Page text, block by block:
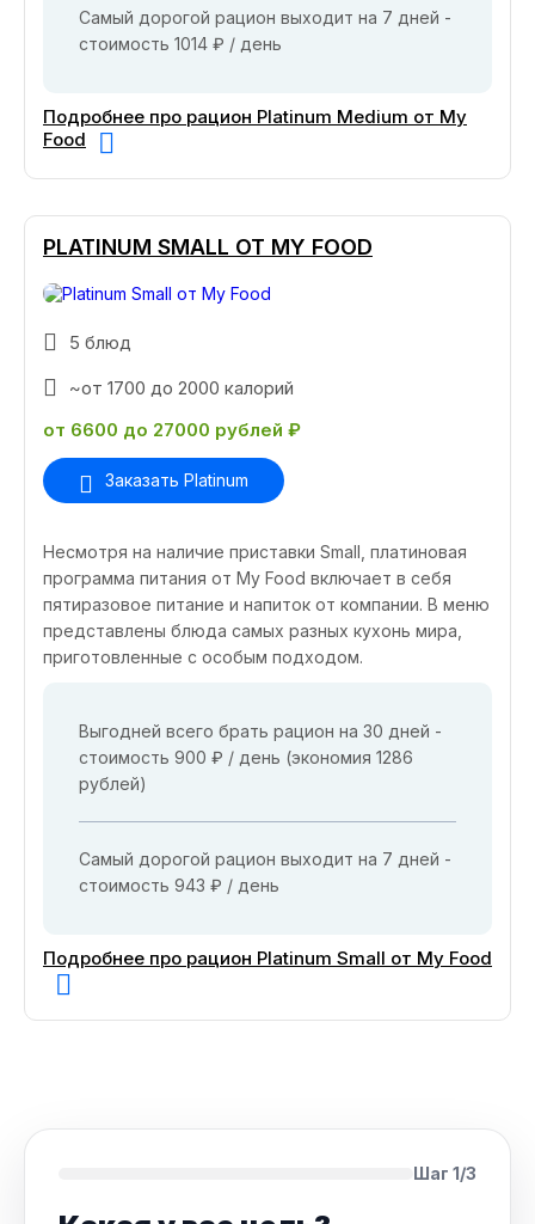
Самый дорогой рацион выходит на 7 дней -
стоимость 1014 ₽ / день
Подробнее про рацион Platinum Medium от My
Food
PLATINUM SMALL ОТ MY FOOD
5 блюд
~от 1700 до 2000 калорий
от 6600 до 27000 рублей ₽
Заказать Platinum
Несмотря на наличие приставки Small, платиновая
программа питания от My Food включает в себя
пятиразовое питание и напиток от компании. В меню
представлены блюда самых разных кухонь мира,
приготовленные с особым подходом.
Выгодней всего брать рацион на 30 дней -
стоимость 900 ₽ / день (экономия 1286
рублей)
Самый дорогой рацион выходит на 7 дней -
стоимость 943 ₽ / день
Подробнее про рацион Platinum Small от My Food
Шаг 1/3